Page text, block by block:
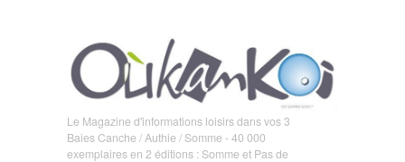
Le Magazine d'informations loisirs dans vos 3
Baies Canche / Authie / Somme - 40 000
exemplaires en 2 éditions : Somme et Pas de